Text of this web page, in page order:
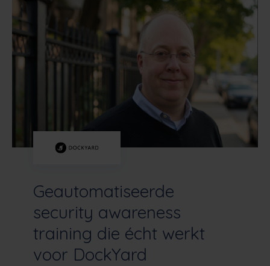
Geautomatiseerde
security awareness
training die écht werkt
voor DockYard